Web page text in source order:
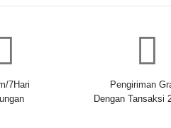
7Hari
Pengiriman
Dengan Tansaksi